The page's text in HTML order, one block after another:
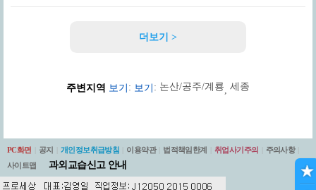
더보기 >
주변지역 보기 : 보기 : 논산/공주/계룡, 세종
PC화면 공지 개인정보취급방침 이용약관 법적책임한계 취업사기주의 주의사항
사이트맵
과외교습신고 안내